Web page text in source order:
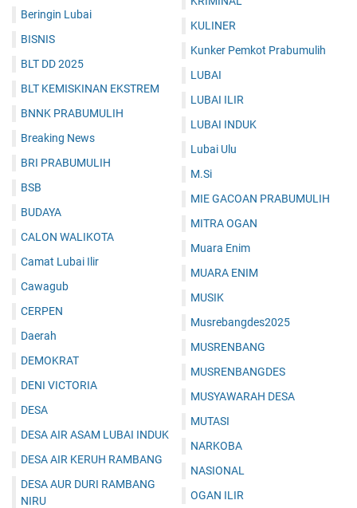
Beringin Lubai
BISNIS
BLT DD 2025
BLT KEMISKINAN EKSTREM
BNNK PRABUMULIH
Breaking News
BRI PRABUMULIH
BSB
BUDAYA
CALON WALIKOTA
Camat Lubai Ilir
Cawagub
CERPEN
Daerah
DEMOKRAT
DENI VICTORIA
DESA
DESA AIR ASAM LUBAI INDUK
DESA AIR KERUH RAMBANG
DESA AUR DURI RAMBANG
NIRU
KULINER
Kunker Pemkot Prabumulih
LUBAI
LUBAI ILIR
LUBAI INDUK
Lubai Ulu
M.Si
MIE GACOAN PRABUMULIH
MITRA OGAN
Muara Enim
MUARA ENIM
MUSIK
Musrebangdes2025
MUSRENBANG
MUSRENBANGDES
MUSYAWARAH DESA
MUTASI
NARKOBA
NASIONAL
OGAN ILIR